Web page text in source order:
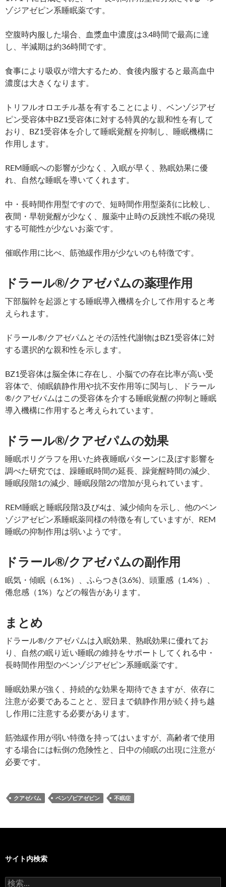
ゾジアゼピン系睡眠薬です。
空腹時内服した場合、血漿血中濃度は3.4時間で最高に達
し、半減期は約36時間です。
食事により吸収が増大するため、食後内服すると最高血中
濃度は大きくなります。
トリフルオロエチル基を有することにより、ベンゾジアゼ
ピン受容体中BZ1受容体に対する特異的な親和性を有して
おり、BZ1受容体を介して睡眠覚醒を抑制し、睡眠機構に
作用します。
REM睡眠への影響が少なく、入眠が早く、熟眠効果に優
れ、自然な睡眠を導いてくれます。
中・長時間作用型ですので、短時間作用型薬剤に比較し、
夜間・早朝覚醒が少なく、服薬中止時の反跳性不眠の発現
する可能性が少ないお薬です。
催眠作用に比べ、筋弛緩作用が少ないのも特徴です。
ドラール®/クアゼパムの薬理作用
下部脳幹を起源とする睡眠導入機構を介して作用すると考
えられます。
ドラール®/クアゼパムとその活性代謝物はBZ1受容体に対
する選択的な親和性を示します。
BZ1受容体は脳全体に存在し、小脳での存在比率が高い受
容体で、傾眠鎮静作用や抗不安作用等に関与し、ドラール
®/クアゼパムはこの受容体を介する睡眠覚醒の抑制と睡眠
導入機構に作用すると考えられています。
ドラール®/クアゼパムの効果
睡眠ポリグラフを用いた終夜睡眠パターンに及ぼす影響を
調べた研究では、躁睡眠時間の延長、躁覚醒時間の減少、
睡眠段階1の減少、睡眠段階2の増加が見られています。
REM睡眠と睡眠段階3及び4は、減少傾向を示し、他のベン
ゾジアゼピン系睡眠薬同様の特徴を有していますが、REM
睡眠の抑制作用は弱いようです。
ドラール®/クアゼパムの副作用
眠気・傾眠（6.1%）、ふらつき(3.6%)、頭重感（1.4%）、
倦怠感（1%）などの報告があります。
まとめ
ドラール®/クアゼパムは入眠効果、熟眠効果に優れてお
り、自然の眠り近い睡眠の維持をサポートしてくれる中・
長時間作用型のベンゾジアゼピン系睡眠薬です。
睡眠効果が強く、持続的な効果を期待できますが、依存に
注意が必要であることと、翌日まで鎮静作用が続く持ち越
し作用に注意する必要があります。
筋弛緩作用が弱い特徴を持ってはいますが、高齢者で使用
する場合には転倒の危険性と、日中の傾眠の出現に注意が
必要です。
クアゼパム ベンゾピアゼピン 不眠症
サイト内検索
検